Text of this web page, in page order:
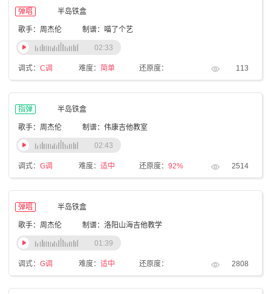
弹唱 半岛铁盒
歌手：周杰伦 制谱：喵了个艺
调式： C调 难度： 简单 还原度： 113
02:33
指弹 半岛铁盒
歌手：周杰伦 制谱：伟康吉他教室
调式： G调 难度： 适中 还原度： 92% 2514
02:43
弹唱 半岛铁盒
歌手：周杰伦 制谱：洛阳山海吉他教学
调式： G调 难度： 适中 还原度： 2808
01:39